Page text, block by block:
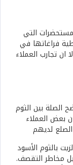
التي
فراغاتها في
تجارب العملاء
الصلة بين الثوم
بعض العملاء
لديهم
بالثوم الأسود
مخاطر التقصف.